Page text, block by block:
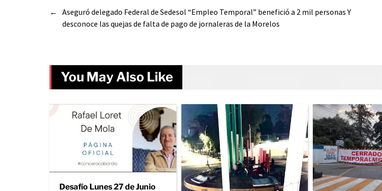
←
Aseguró delegado Federal de Sedesol “Empleo Temporal” benefició a 2 mil personas Y
desconoce las quejas de falta de pago de jornaleras de la Morelos
You May Also Like
Desafío Lunes 27 de Junio